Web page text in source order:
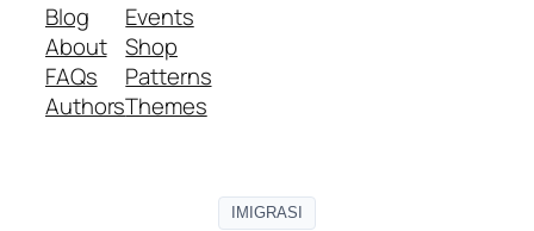
Blog
About
FAQs
Authors
Events
Shop
Patterns
Themes
IMIGRASI